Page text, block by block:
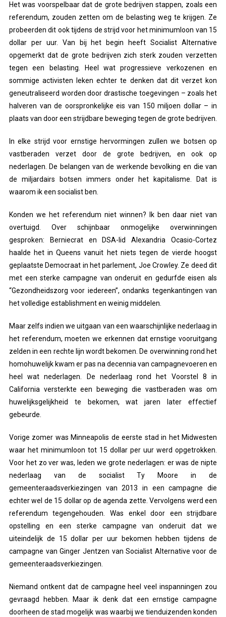
Het was voorspelbaar dat de grote bedrijven stappen, zoals een
referendum, zouden zetten om de belasting weg te krijgen. Ze
probeerden dit ook tijdens de strijd voor het minimumloon van 15
dollar per uur. Van bij het begin heeft Socialist Alternative
opgemerkt dat de grote bedrijven zich sterk zouden verzetten
tegen een belasting. Heel wat progressieve verkozenen en
sommige activisten leken echter te denken dat dit verzet kon
geneutraliseerd worden door drastische toegevingen – zoals het
halveren van de oorspronkelijke eis van 150 miljoen dollar – in
plaats van door een strijdbare beweging tegen de grote bedrijven.
In elke strijd voor ernstige hervormingen zullen we botsen op
vastberaden verzet door de grote bedrijven, en ook op
nederlagen. De belangen van de werkende bevolking en die van
de miljardairs botsen immers onder het kapitalisme. Dat is
waarom ik een socialist ben.
Konden we het referendum niet winnen? Ik ben daar niet van
overtuigd. Over schijnbaar onmogelijke overwinningen
gesproken: Berniecrat en DSA-lid Alexandria Ocasio-Cortez
haalde het in Queens vanuit het niets tegen de vierde hoogst
geplaatste Democraat in het parlement, Joe Crowley. Ze deed dit
met een sterke campagne van onderuit en gedurfde eisen als
“Gezondheidszorg voor iedereen”, ondanks tegenkantingen van
het volledige establishment en weinig middelen.
Maar zelfs indien we uitgaan van een waarschijnlijke nederlaag in
het referendum, moeten we erkennen dat ernstige vooruitgang
zelden in een rechte lijn wordt bekomen. De overwinning rond het
homohuwelijk kwam er pas na decennia van campagnevoeren en
heel wat nederlagen. De nederlaag rond het Voorstel 8 in
California versterkte een beweging die vastberaden was om
huwelijksgelijkheid te bekomen, wat jaren later effectief
gebeurde.
Vorige zomer was Minneapolis de eerste stad in het Midwesten
waar het minimumloon tot 15 dollar per uur werd opgetrokken.
Voor het zo ver was, leden we grote nederlagen: er was de nipte
nederlaag van de socialist Ty Moore in de
gemeenteraadsverkiezingen van 2013 in een campagne die
echter wel de 15 dollar op de agenda zette. Vervolgens werd een
referendum tegengehouden. Was enkel door een strijdbare
opstelling en een sterke campagne van onderuit dat we
uiteindelijk de 15 dollar per uur bekomen hebben tijdens de
campagne van Ginger Jentzen van Socialist Alternative voor de
gemeenteraadsverkiezingen.
Niemand ontkent dat de campagne heel veel inspanningen zou
gevraagd hebben. Maar ik denk dat een ernstige campagne
doorheen de stad mogelijk was waarbij we tienduizenden konden